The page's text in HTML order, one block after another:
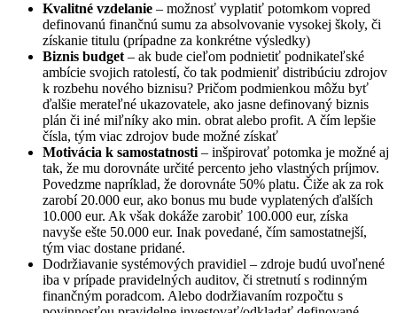
Kvalitné vzdelanie – možnosť vyplatiť potomkom vopred
definovanú finančnú sumu za absolvovanie vysokej školy, či
získanie titulu (prípadne za konkrétne výsledky)
Biznis budget – ak bude cieľom podnietiť podnikateľské
ambície svojich ratolestí, čo tak podmieniť distribúciu zdrojov
k rozbehu nového biznisu? Pričom podmienkou môžu byť
ďalšie merateľné ukazovatele, ako jasne definovaný biznis
plán či iné miľníky ako min. obrat alebo profit. A čím lepšie
čísla, tým viac zdrojov bude možné získať
Motivácia k samostatnosti – inšpirovať potomka je možné aj
tak, že mu dorovnáte určité percento jeho vlastných príjmov.
Povedzme napríklad, že dorovnáte 50% platu. Čiže ak za rok
zarobí 20.000 eur, ako bonus mu bude vyplatených ďalších
10.000 eur. Ak však dokáže zarobiť 100.000 eur, získa
navyše ešte 50.000 eur. Inak povedané, čím samostatnejší,
tým viac dostane pridané.
Dodržiavanie systémových pravidiel – zdroje budú uvoľnené
iba v prípade pravidelných auditov, či stretnutí s rodinným
finančným poradcom. Alebo dodržiavaním rozpočtu s